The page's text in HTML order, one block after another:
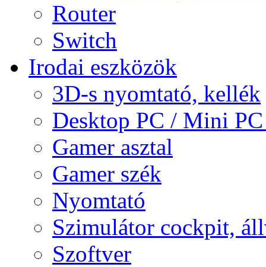
Router
Switch
Irodai eszközök
3D-s nyomtató, kellék
Desktop PC / Mini
Gamer asztal
Gamer szék
Nyomtató
Szimulátor cockpit,
Szoftver